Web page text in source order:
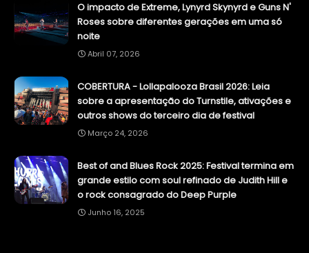
O impacto de Extreme, Lynyrd Skynyrd e Guns N'
Roses sobre diferentes gerações em uma só
noite
Abril 07, 2026
COBERTURA - Lollapalooza Brasil 2026: Leia
sobre a apresentação do Turnstile, ativações e
outros shows do terceiro dia de festival
Março 24, 2026
Best of and Blues Rock 2025: Festival termina em
grande estilo com soul refinado de Judith Hill e
o rock consagrado do Deep Purple
Junho 16, 2025